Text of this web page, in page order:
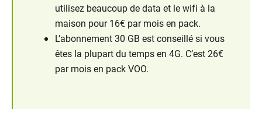
utilisez beaucoup de data et le wifi à la
maison pour 16€ par mois en pack.
L’abonnement 30 GB est conseillé si vous
êtes la plupart du temps en 4G. C’est 26€
par mois en pack VOO.